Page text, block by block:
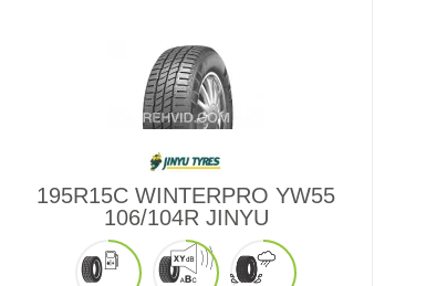
195R15C WINTERPRO YW55
106/104R JINYU